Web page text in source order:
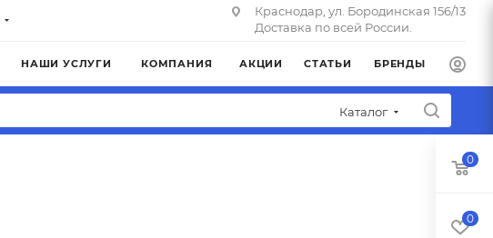
Краснодар, ул. Бородинская 156/13
Доставка по всей России.
НАШИ УСЛУГИ КОМПАНИЯ АКЦИИ СТАТЬИ БРЕНДЫ
Каталог
0
0